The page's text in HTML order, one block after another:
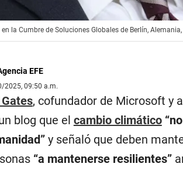
la Cumbre de Soluciones Globales de Berlín,
EFE
2025, 09:50 a.m.
, cofundador de Microsoft y
blog que el cambio climático
y señaló que deben
“a mantenerse resilientes”